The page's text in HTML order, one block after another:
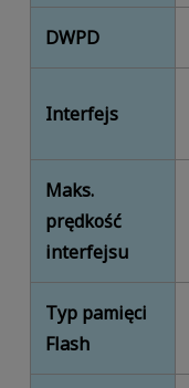
DWPD
Interfejs
Maks.
prędkość
interfejsu
Typ pamięci
Flash